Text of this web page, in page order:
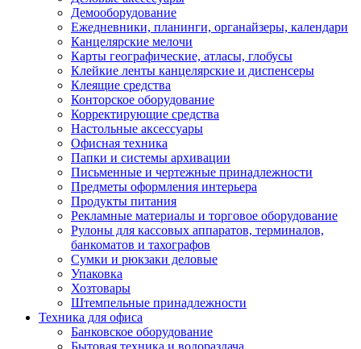
Демооборудование
Ежедневники, планинги, органайзеры, календари
Канцелярские мелочи
Карты географические, атласы, глобусы
Клейкие ленты канцелярские и диспенсеры
Клеящие средства
Конторское оборудование
Корректирующие средства
Настольные аксессуары
Офисная техника
Папки и системы архивации
Письменные и чертежные принадлежности
Предметы оформления интерьера
Продукты питания
Рекламные материалы и торговое оборудование
Рулоны для кассовых аппаратов, терминалов,
банкоматов и тахографов
Сумки и рюкзаки деловые
Упаковка
Хозтовары
Штемпельные принадлежности
Техника для офиса
Банковское оборудование
Бытовая техника и водораздача